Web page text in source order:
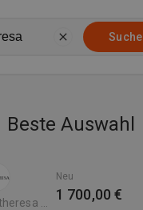
Suche
Beste Auswahl
-
Neu
1 700,00 €